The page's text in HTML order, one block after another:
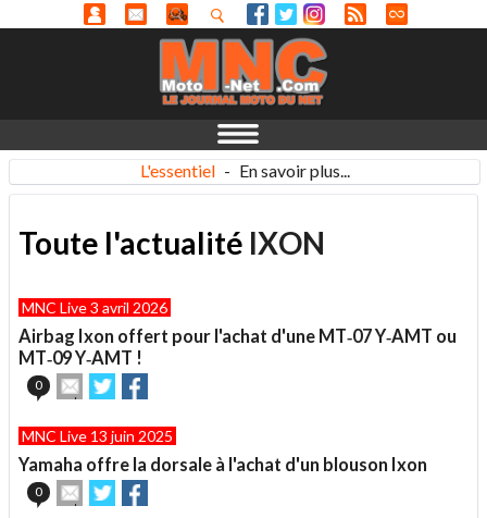
L'essentiel - En savoir plus...
Toute l'actualité IXON
MNC Live 3 avril 2026
Airbag Ixon offert pour l'achat d'une MT‑07 Y‑AMT ou
MT‑09 Y‑AMT !
0
Envoyer
cet
à
un
ami
Partager
sur sur
MNC Live 13 juin 2025
Yamaha offre la dorsale à l'achat d'un blouson Ixon
0
Envoyer
cet
Partager
sur sur